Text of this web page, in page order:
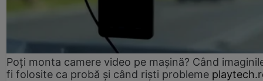
Poți monta camere video pe mașină? Când
fi folosite ca probă și când riști probleme